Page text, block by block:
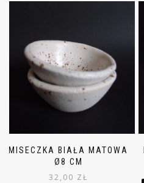
MISECZKA BIAŁA MATOWA
Ø8 CM
32,00 ZŁ